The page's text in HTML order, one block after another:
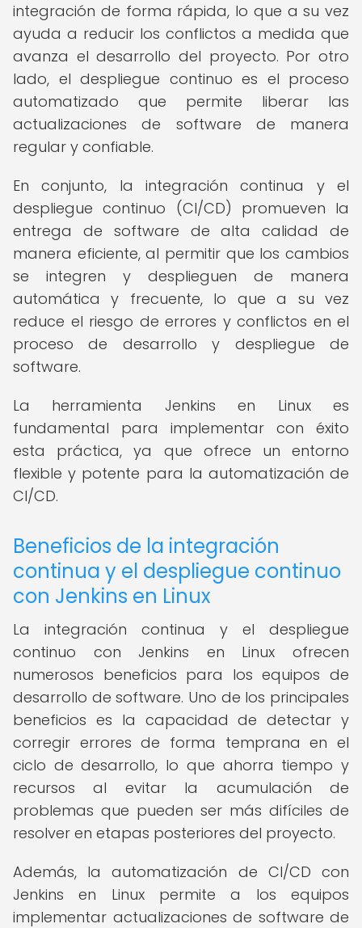
integración de forma rápida, lo que a su vez
ayuda a reducir los conflictos a medida que
avanza el desarrollo del proyecto. Por otro
lado, el despliegue continuo es el proceso
automatizado que permite liberar las
actualizaciones de software de manera
regular y confiable.
En conjunto, la integración continua y el
despliegue continuo (CI/CD) promueven la
entrega de software de alta calidad de
manera eficiente, al permitir que los cambios
se integren y desplieguen de manera
automática y frecuente, lo que a su vez
reduce el riesgo de errores y conflictos en el
proceso de desarrollo y despliegue de
software.
La herramienta Jenkins en Linux es
fundamental para implementar con éxito
esta práctica, ya que ofrece un entorno
flexible y potente para la automatización de
CI/CD.
Beneficios de la integración
continua y el despliegue continuo
con Jenkins en Linux
La integración continua y el despliegue
continuo con Jenkins en Linux ofrecen
numerosos beneficios para los equipos de
desarrollo de software. Uno de los principales
beneficios es la capacidad de detectar y
corregir errores de forma temprana en el
ciclo de desarrollo, lo que ahorra tiempo y
recursos al evitar la acumulación de
problemas que pueden ser más difíciles de
resolver en etapas posteriores del proyecto.
Además, la automatización de CI/CD con
Jenkins en Linux permite a los equipos
implementar actualizaciones de software de